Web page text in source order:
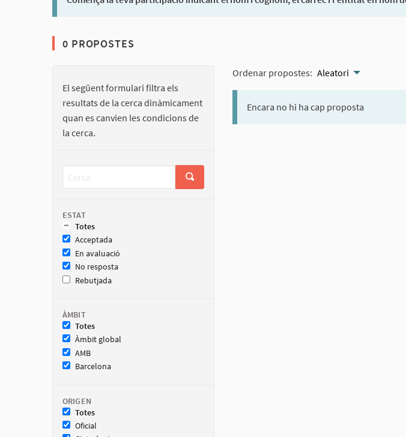
0 PROPOSTES
El següent formulari filtra els
resultats de la cerca dinàmicament
quan es canvien les condicions de
la cerca.
ESTAT
Totes
Acceptada
En avaluació
No resposta
Rebutjada
ÀMBIT
Totes
Àmbit global
AMB
Barcelona
ORIGEN
Totes
Oficial
Ordenar propostes: Aleatori
Encara no hi ha cap proposta